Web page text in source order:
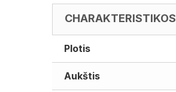
CHARAKTERISTIKOS
Plotis
Aukštis